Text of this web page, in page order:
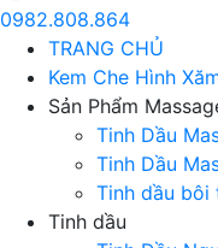
0982.808.864
TRANG CHỦ
Kem Che Hình
Sản Phẩm
Tinh Dầu
Tinh Dầu
Tinh dầu bôi
Tinh dầu